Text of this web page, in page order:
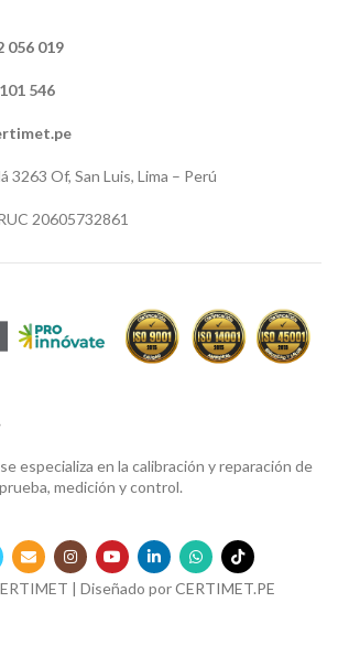
056 019
546
3263 Of, San Luis, Lima – Perú
20605732861
especializa en la calibración y reparación de
medición y control.
| Diseñado porCERTIMET.PE